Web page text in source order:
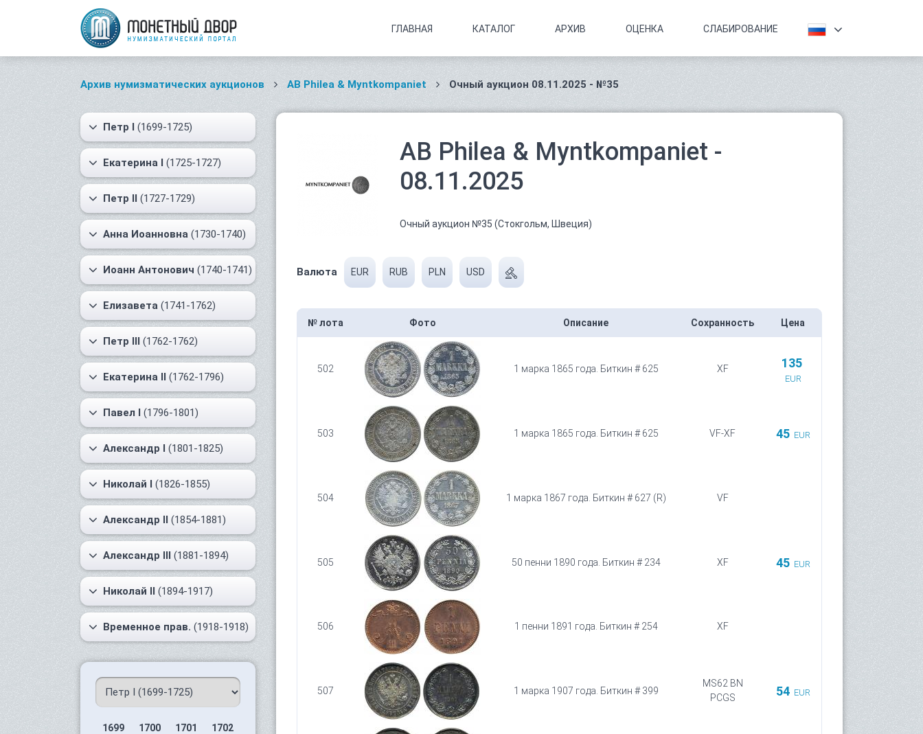
ГЛАВНАЯ КАТАЛОГ АРХИВ ОЦЕНКА СЛАБИРОВАНИЕ
Архив нумизматических аукционов AB Philea & Myntkompaniet Очный аукцион 08.11.2025 - №35
Петр I (1699-1725)
Екатерина I (1725-1727)
Петр II (1727-1729)
Анна Иоанновна (1730-1740)
Иоанн Антонович (1740-1741)
Елизавета (1741-1762)
Петр III (1762-1762)
Екатерина II (1762-1796)
Павел I (1796-1801)
Александр I (1801-1825)
Николай I (1826-1855)
Александр II (1854-1881)
Александр III (1881-1894)
Николай II (1894-1917)
Временное прав. (1918-1918)
1699 1700 1701
1702
AB Philea & Myntkompaniet -
08.11.2025
Очный аукцион №35 (Стокгольм, Швеция)
Валюта EUR RUB PLN USD
№ лота Фото Описание Сохранность Цена
502 1 марка 1865 года. Биткин # 625 XF 135
EUR
503 1 марка 1865 года. Биткин # 625 VF-XF 45 EUR
504 1 марка 1867 года. Биткин # 627 (R) VF
505 50 пенни 1890 года. Биткин # 234 XF 45 EUR
506 1 пенни 1891 года. Биткин # 254 XF
507 1 марка 1907 года. Биткин # 399
MS62 BN
PCGS
54 EUR